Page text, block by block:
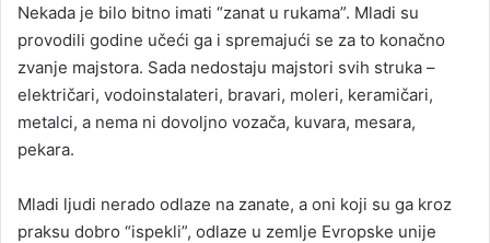
d
a
n
e
m
l
Nekada je bilo bitno imati “zanat u rukama”. Mladi su
provodili godine učeći ga i spremajući se za to konačno
zvanje majstora. Sada nedostaju majstori svih struka –
električari, vodoinstalateri, bravari, moleri, keramičari,
metalci, a nema ni dovoljno vozača, kuvara, mesara,
pekara.
Mladi ljudi nerado odlaze na zanate, a oni koji su ga kroz
praksu dobro “ispekli”, odlaze u zemlje Evropske unije